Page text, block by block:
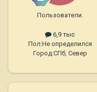
Пользователи.
6,9 тыс
Пол:Не определился
Город:СПб, Север